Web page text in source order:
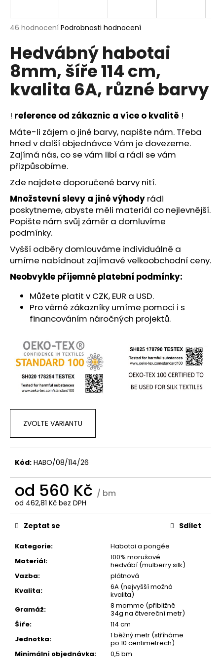
Průměrné
produktu
je
4,9
z
5
hvězdiček.
46 hodnocení Podrobnosti hodnocení
Hedvábný habotai
8mm, šíře 114 cm,
kvalita 6A, různé barvy
! reference od zákaznic a více o kvalitě !
Máte-li zájem o jiné barvy, napište nám. Třeba
hned v další objednávce Vám je dovezeme.
Zajímá nás, co se vám libí a rádi se vám
přizpůsobíme.
Zde najdete doporučené barvy nití.
Množstevní slevy a jiné výhody rádi
poskytneme, abyste měli materiál co nejlevnější.
Popište nám svůj záměr a domluvíme
podmínky.
Vyšší odběry domlouváme individuálně a
umíme nabídnout zajímavé velkoobchodní ceny.
Neobvykle příjemné platební podmínky:
Můžete platit v CZK, EUR a USD.
Pro věrné zákazníky umíme pomoci i s
financováním náročných projektů.
ZVOLTE VARIANTU
Kód: HABO/08/114/26
od 560 Kč / bm
od 462,81 Kč bez DPH
Měrná
cena:
Kategorie:
Habotai a pongée
Materiál:
100% morušové
hedvábí (mulberry silk)
Vazba:
plátnová
Kvalita:
6A (nejvyšší možná
kvalita)
Gramáž:
8 momme (přibližně
34g na čtvereční metr)
Šíře:
114 cm
Jednotka:
1 běžný metr (stříháme
po 10 centimetrech)
Minimální objednávka: 0,5 bm
Zeptat se Sdílet
j
t
?
HLEDAT
D
o
p
r
u
č
u
j
e
m
e